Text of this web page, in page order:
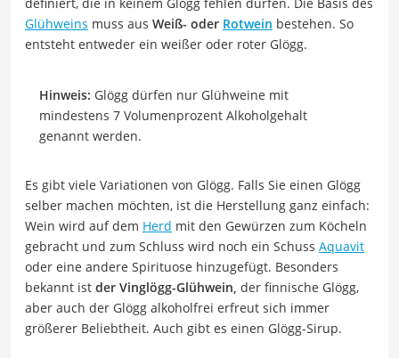
Glühweins muss aus Weiß- oder Rotwein bestehen. So
entsteht entweder ein weißer oder roter Glögg.
Hinweis: Glögg dürfen nur Glühweine mit
mindestens 7 Volumenprozent Alkoholgehalt
genannt werden.
Es gibt viele Variationen von Glögg. Falls Sie einen Glögg
selber machen möchten, ist die Herstellung ganz einfach:
Wein wird auf dem Herd mit den Gewürzen zum Köcheln
gebracht und zum Schluss wird noch ein Schuss Aquavit
oder eine andere Spirituose hinzugefügt. Besonders
bekannt ist der Vinglögg-Glühwein, der finnische Glögg,
aber auch der Glögg alkoholfrei erfreut sich immer
größerer Beliebtheit. Auch gibt es einen Glögg-Sirup.